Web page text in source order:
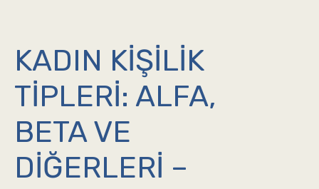
KADIN KIŞILIK
TIPLERI: ALFA,
BETA VE
DIĞERLERI –